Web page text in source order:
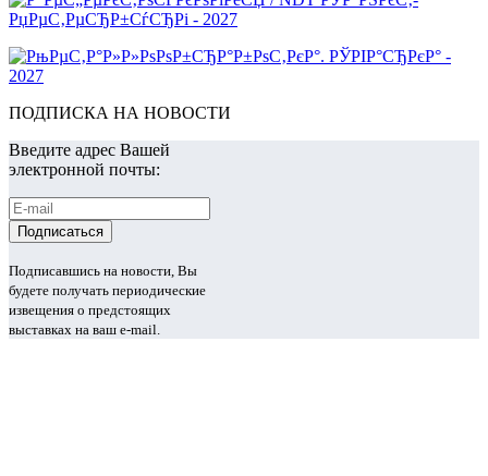
ПОДПИСКА НА НОВОСТИ
Введите адрес Вашей
электронной почты:
Подписавшись на новости, Вы
будете получать периодические
извещения о предстоящих
выставках на ваш e-mail.